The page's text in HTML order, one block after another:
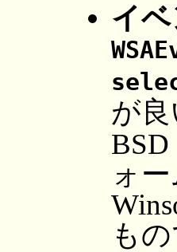
イ
が
ォ
もの